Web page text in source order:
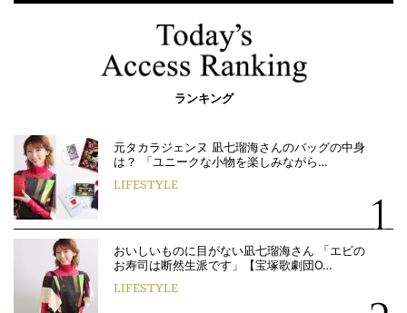
ランキング
元タカラジェンヌ 凪七瑠海さんのバッグの中身
は？ 「ユニークな小物を楽しみながら…
LIFESTYLE
おいしいものに目がない凪七瑠海さん 「エビの
お寿司は断然生派です」【宝塚歌劇団O…
LIFESTYLE